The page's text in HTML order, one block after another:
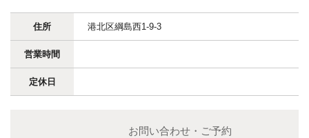
住所 港北区綱島西1-9-3
営業時間
定休日
お問い合わせ・ご予約